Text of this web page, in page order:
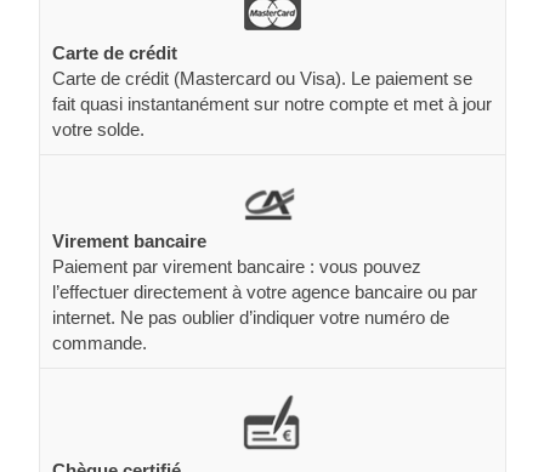
Carte de crédit
Carte de crédit (Mastercard ou Visa). Le paiement se
fait quasi instantanément sur notre compte et met à jour
votre solde.
Virement bancaire
Paiement par virement bancaire : vous pouvez
l’effectuer directement à votre agence bancaire ou par
internet. Ne pas oublier d’indiquer votre numéro de
commande.